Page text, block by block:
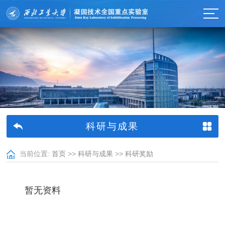
科研与成果
当前位置:首页 >>科研与成果 >>科研奖励
暂无资料